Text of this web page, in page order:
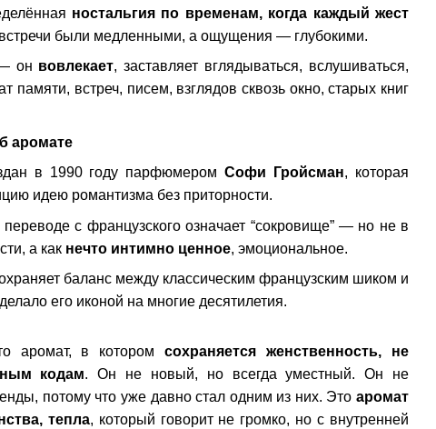
ностальгия по временам, когда каждый жест
встречи были медленными, а ощущения — глубокими.
он вовлекает, заставляет вглядываться, вслушиваться,
памяти, встреч, писем, взглядов сквозь окно, старых книг
аромате
в 1990 году парфюмеромСофи Гройсман, которая
идею романтизма без приторности.
переводе с французского означает “сокровище” — но не в
а как нечто интимно ценное, эмоциональное.
баланс между классическим французским шиком и
его иконой на многие десятилетия.
аромат, в которомсохраняется женственность, не
кодам. Он не новый, но всегда уместный. Он не
потому что уже давно стал одним из них. Это аромат
тепла, который говорит не громко, но с внутренней